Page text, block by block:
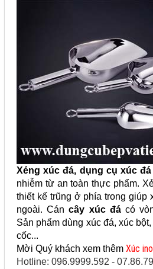
Xẻng xúc đá, dụng cụ xúc đá
nhiễm từ an toàn thực phẩm.
thiết kế trũng ở phía trong giúp
ngoài. Cáncây xúc đácó
Sản phẩm dùng xúc đá, xúc
cốc...
Mời Quý khách xem thêm Xúc
Hotline: 096.9999.592 -